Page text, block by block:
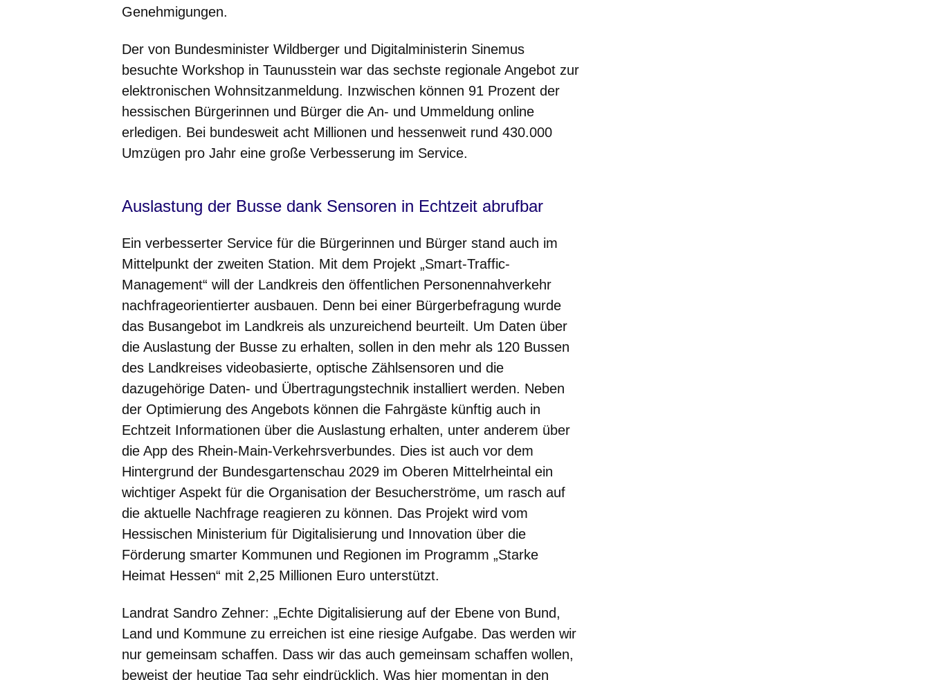
Genehmigungen.
Der von Bundesminister Wildberger und Digitalministerin Sinemus
besuchte Workshop in Taunusstein war das sechste regionale Angebot zur
elektronischen Wohnsitzanmeldung. Inzwischen können 91 Prozent der
hessischen Bürgerinnen und Bürger die An- und Ummeldung online
erledigen. Bei bundesweit acht Millionen und hessenweit rund 430.000
Umzügen pro Jahr eine große Verbesserung im Service.
Auslastung der Busse dank Sensoren in Echtzeit abrufbar
Ein verbesserter Service für die Bürgerinnen und Bürger stand auch im
Mittelpunkt der zweiten Station. Mit dem Projekt „Smart-Traffic-
Management“ will der Landkreis den öffentlichen Personennahverkehr
nachfrageorientierter ausbauen. Denn bei einer Bürgerbefragung wurde
das Busangebot im Landkreis als unzureichend beurteilt. Um Daten über
die Auslastung der Busse zu erhalten, sollen in den mehr als 120 Bussen
des Landkreises videobasierte, optische Zählsensoren und die
dazugehörige Daten- und Übertragungstechnik installiert werden. Neben
der Optimierung des Angebots können die Fahrgäste künftig auch in
Echtzeit Informationen über die Auslastung erhalten, unter anderem über
die App des Rhein-Main-Verkehrsverbundes. Dies ist auch vor dem
Hintergrund der Bundesgartenschau 2029 im Oberen Mittelrheintal ein
wichtiger Aspekt für die Organisation der Besucherströme, um rasch auf
die aktuelle Nachfrage reagieren zu können. Das Projekt wird vom
Hessischen Ministerium für Digitalisierung und Innovation über die
Förderung smarter Kommunen und Regionen im Programm „Starke
Heimat Hessen“ mit 2,25 Millionen Euro unterstützt.
Landrat Sandro Zehner: „Echte Digitalisierung auf der Ebene von Bund,
Land und Kommune zu erreichen ist eine riesige Aufgabe. Das werden wir
nur gemeinsam schaffen. Dass wir das auch gemeinsam schaffen wollen,
beweist der heutige Tag sehr eindrücklich. Was hier momentan in den